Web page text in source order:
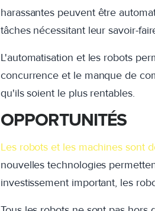
harassantes peuvent être
tâches nécessitant leur savoir-
L'automatisation et les robots
concurrence et le manque de
qu'ils soient le plus rentables.
OPPORTUNITÉS
Les robots et les machines sont
nouvelles technologies
investissement important, les